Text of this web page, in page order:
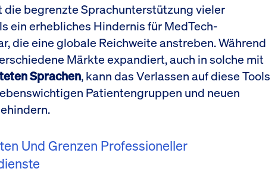
begrenzte Sprachunterstützung vieler
ein erhebliches Hindernis für MedTech-
die eine globale Reichweite anstreben. Während
Märkte expandiert, auch in solche mit
Sprachen, kann das Verlassen auf diese Tools
Patientengruppen und neuen
Und Grenzen Professioneller